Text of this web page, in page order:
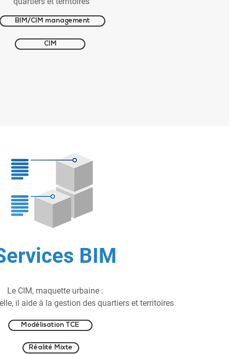
BIM/CIM management
CIM
BIM
Le CIM, maquette urbaine :
il aide à la gestion des quartiers et territoires
Modélisation TCE
Réalité Mixte